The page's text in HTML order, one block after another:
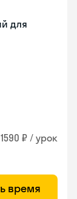
для
₽ / урок
время